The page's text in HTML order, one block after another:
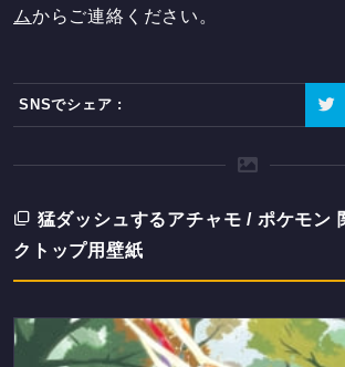
ムからご連絡ください。
SNSでシェア :
猛ダッシュするアチャモ / ポケモン
クトップ用壁紙